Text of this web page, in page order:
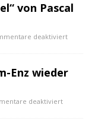
von Pascal
deaktiviert
Enz wieder
deaktiviert